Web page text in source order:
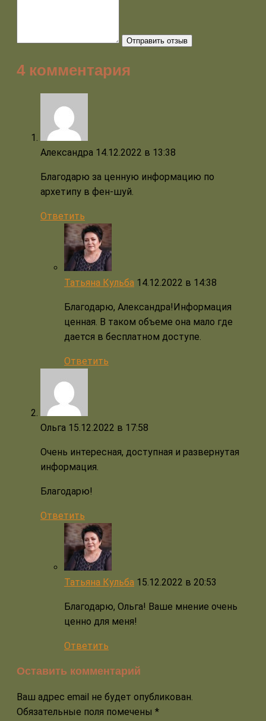
Отправить отзыв
4 комментария
Александра 14.12.2022 в 13:38
Благодарю за ценную информацию по
архетипу в фен-шуй.
Ответить
Татьяна Кульба 14.12.2022 в 14:38
Благодарю, Александра!Информация
ценная. В таком объеме она мало где
дается в бесплатном доступе.
Ответить
Ольга 15.12.2022 в 17:58
Очень интересная, доступная и развернутая
информация.
Благодарю!
Ответить
Татьяна Кульба 15.12.2022 в 20:53
Благодарю, Ольга! Ваше мнение очень
ценно для меня!
Ответить
Оставить комментарий
Ваш адрес email не будет опубликован.
Обязательные поля помечены *